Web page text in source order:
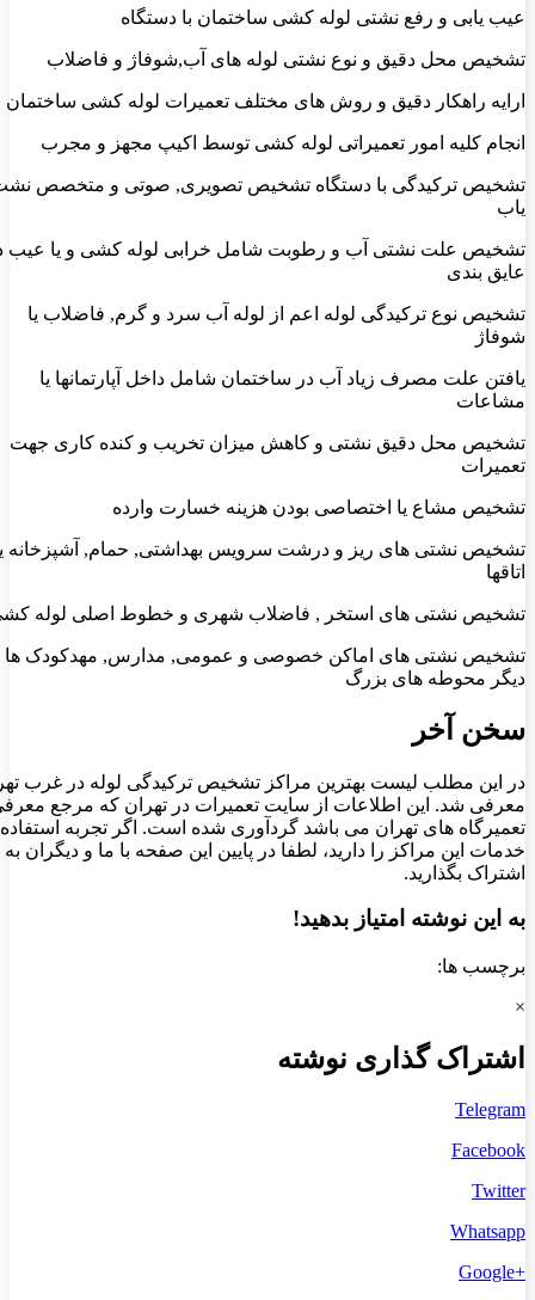
عیب یابی و رفع نشتی لوله کشی ساختمان با دستگاه
تشخیص محل دقیق و نوع نشتی لوله های آب,شوفاژ و فاضلاب
ارایه راهکار دقیق و روش های مختلف تعمیرات لوله کشی ساختمان
انجام کلیه امور تعمیراتی لوله کشی توسط اکیپ مجهز و مجرب
تشخیص ترکیدگی با دستگاه تشخیص تصویری, صوتی و متخصص
یاب
تشخیص علت نشتی آب و رطوبت شامل خرابی لوله کشی و یا عیب
عایق بندی
تشخیص نوع ترکیدگی لوله اعم از لوله آب سرد و گرم, فاضلاب یا
شوفاژ
یافتن علت مصرف زیاد آب در ساختمان شامل داخل آپارتمانها یا
مشاعات
تشخیص محل دقیق نشتی و کاهش میزان تخریب و کنده کاری جهت
تعمیرات
تشخیص مشاع یا اختصاصی بودن هزینه خسارت وارده
تشخیص نشتی های ریز و درشت سرویس بهداشتی, حمام, آشپزخانه
اتاقها
تشخیص نشتی های استخر , فاضلاب شهری و خطوط اصلی لوله
تشخیص نشتی های اماکن خصوصی و عمومی, مدارس, مهدکودک ها
دیگر محوطه های بزرگ
سخن آخر
در این مطلب لیست بهترین مراکز تشخیص ترکیدگی لوله در غرب
معرفی شد. این اطلاعات از سایت تعمیرات در تهران که مرجع
تعمیرگاه های تهران می باشد گردآوری شده است. اگر تجربه استفاده
خدمات این مراکز را دارید، لطفا در پایین این صفحه با ما و دیگران به
اشتراک بگذارید.
به این نوشته امتیاز بدهید!
برچسب ها:
×
اشتراک گذاری نوشته
Telegram
Facebook
Twitter
Whatsapp
+Google